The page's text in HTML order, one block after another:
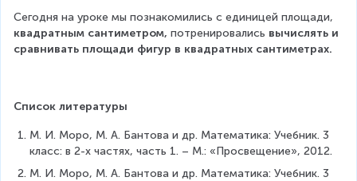
Сегодня на уроке мы познакомились с единицей площади,
квадратным сантиметром, потренировались вычислять и
сравнивать площади фигур в квадратных сантиметрах.
Список литературы
М. И. Моро, М. А. Бантова и др. Математика: Учебник. 3
класс: в 2-х частях, часть 1. – М.: «Просвещение», 2012.
М. И. Моро, М. А. Бантова и др. Математика: Учебник. 3